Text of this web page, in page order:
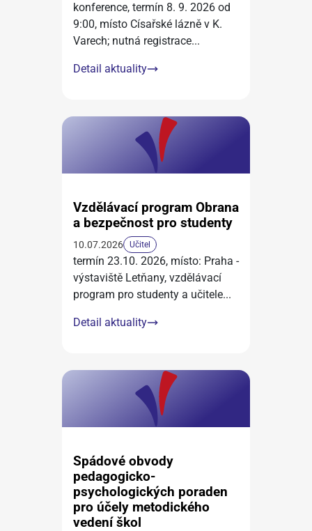
konference, termín 8. 9. 2026 od
9:00, místo Císařské lázně v K.
Varech; nutná registrace...
Detail aktuality
Vzdělávací program Obrana
a bezpečnost pro studenty
10.07.2026 Učitel
termín 23.10. 2026, místo: Praha -
výstaviště Letňany, vzdělávací
program pro studenty a učitele...
Detail aktuality
Spádové obvody
pedagogicko-
psychologických poraden
pro účely metodického
vedení škol